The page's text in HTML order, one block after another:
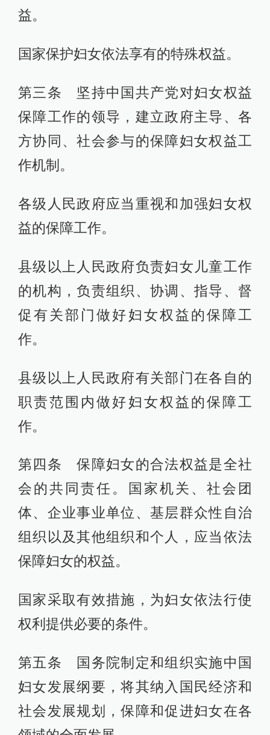
益。
国家保护妇女依法享有的特殊权益。
第三条 坚持中国共产党对妇女权益
保障工作的领导，建立政府主导、各
方协同、社会参与的保障妇女权益工
作机制。
各级人民政府应当重视和加强妇女权
益的保障工作。
县级以上人民政府负责妇女儿童工作
的机构，负责组织、协调、指导、督
促有关部门做好妇女权益的保障工
作。
县级以上人民政府有关部门在各自的
职责范围内做好妇女权益的保障工
作。
第四条 保障妇女的合法权益是全社
会的共同责任。国家机关、社会团
体、企业事业单位、基层群众性自治
组织以及其他组织和个人，应当依法
保障妇女的权益。
国家采取有效措施，为妇女依法行使
权利提供必要的条件。
第五条 国务院制定和组织实施中国
妇女发展纲要，将其纳入国民经济和
社会发展规划，保障和促进妇女在各